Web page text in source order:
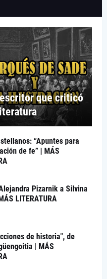
que criticó
“Apuntes para
de fe” | MÁS
Pizarnik a Silvina
LITERATURA
de historia", de
| MÁS